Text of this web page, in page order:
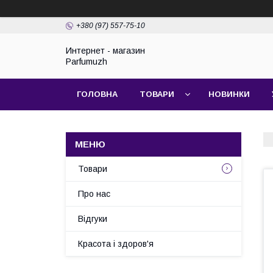
+380 (97) 557-75-10
Интернет - магазин
Parfumuzh
ГОЛОВНА ТОВАРИ НОВИНКИ
Товари
Про нас
Відгуки
Красота і здоров'я